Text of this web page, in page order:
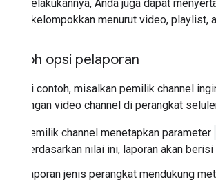
melakukannya, Anda juga dapat
dikelompokkan menurut video, playlist,
Contoh opsi pelaporan
Sebagai contoh, misalkan pemilik channel
penayangan video channel di perangkat
Pemilik channel menetapkan parameter
Berdasarkan nilai ini, laporan akan
Laporan jenis perangkat mendukung